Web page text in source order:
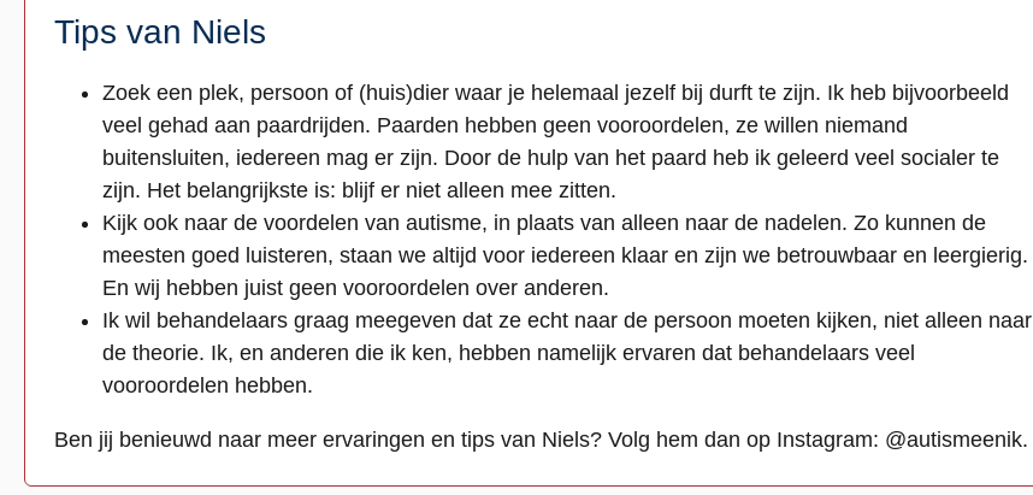
Tips van Niels
Zoek een plek, persoon of (huis)dier waar je helemaal jezelf bij durft te zijn. Ik heb bijvoorbeeld
veel gehad aan paardrijden. Paarden hebben geen vooroordelen, ze willen niemand
buitensluiten, iedereen mag er zijn. Door de hulp van het paard heb ik geleerd veel socialer te
zijn. Het belangrijkste is: blijf er niet alleen mee zitten.
Kijk ook naar de voordelen van autisme, in plaats van alleen naar de nadelen. Zo kunnen de
meesten goed luisteren, staan we altijd voor iedereen klaar en zijn we betrouwbaar en leergierig.
En wij hebben juist geen vooroordelen over anderen.
Ik wil behandelaars graag meegeven dat ze echt naar de persoon moeten kijken, niet alleen naar
de theorie. Ik, en anderen die ik ken, hebben namelijk ervaren dat behandelaars veel
vooroordelen hebben.
Ben jij benieuwd naar meer ervaringen en tips van Niels? Volg hem dan op Instagram: @autismeenik.